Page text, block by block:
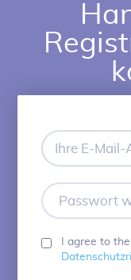
I agree to the